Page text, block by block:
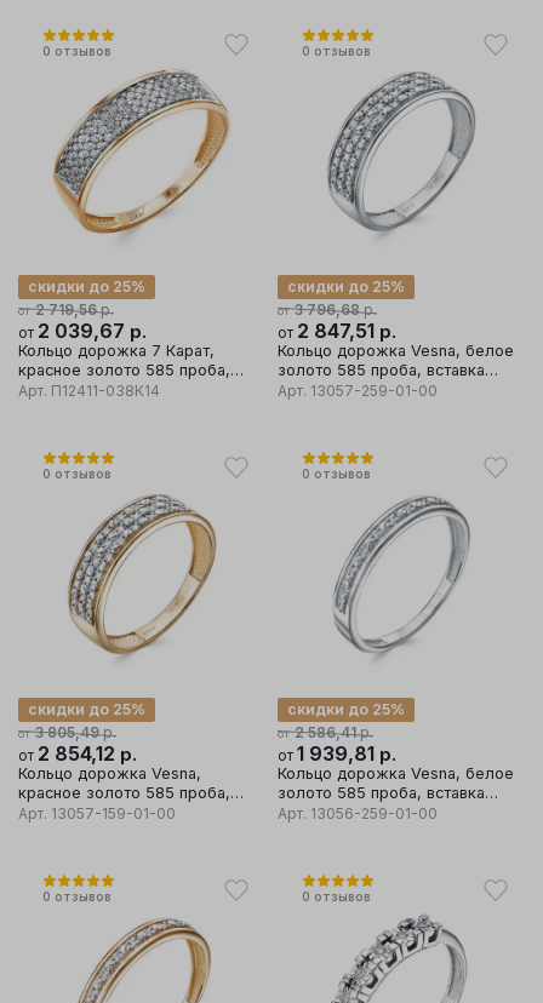
0 отзывов
от 2 719,56р.
скидки до 25%
от 2 039,67 р.
Кольцо дорожка 7 Карат,
красное золото 585 проба,
вставка бриллиант
Арт. П12411-038К14
0 отзывов
от 3 796,68р.
скидки до 25%
от 2 847,51 р.
Кольцо дорожка Vesna, белое
золото 585 проба, вставка
бриллиант
Арт. 13057-259-01-00
0 отзывов
от 3 805,49р.
скидки до 25%
от 2 854,12 р.
Кольцо дорожка Vesna,
красное золото 585 проба,
вставка бриллиант
Арт. 13057-159-01-00
0 отзывов
от 2 586,41р.
скидки до 25%
от 1 939,81 р.
Кольцо дорожка Vesna, белое
золото 585 проба, вставка
бриллиант
Арт. 13056-259-01-00
0 отзывов 0 отзывов